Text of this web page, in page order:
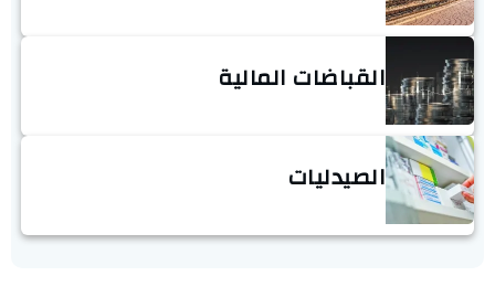
القباضات المالية
الصيدليات